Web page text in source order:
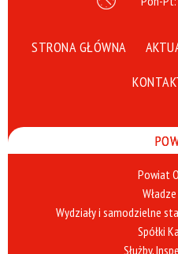
STRONA GŁÓWNA
Powiat
Wydziały i samodzielne
Spółki
Służby,